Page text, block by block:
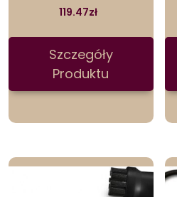
119.47zł
Szczegóły
Produktu